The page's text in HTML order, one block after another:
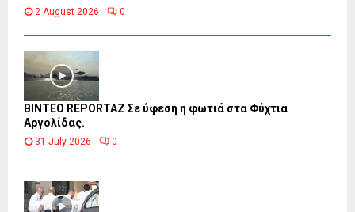
2 August 2026 0
BINTEO REPORTAZ Σε ύφεση η φωτιά στα Φύχτια
Αργολίδας.
31 July 2026 0